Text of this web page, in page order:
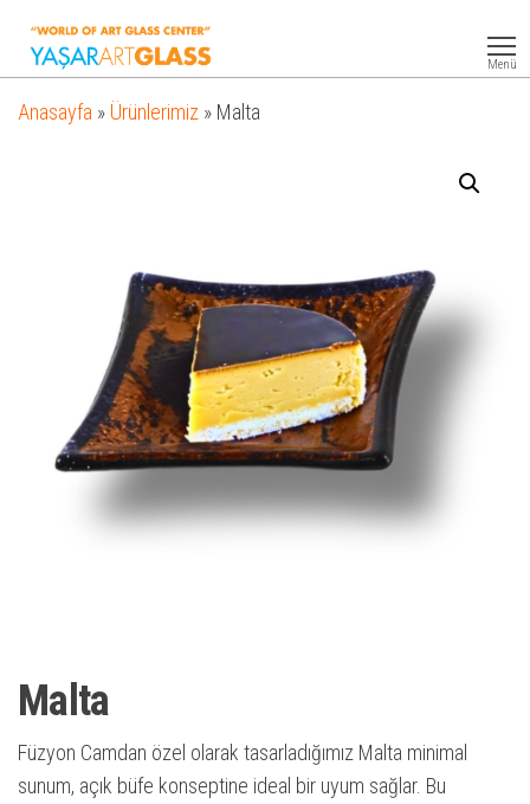
Glass
Menü
Anasayfa » Ürünlerimiz » Malta
Malta
Füzyon Camdan özel olarak tasarladığımız Malta minimal
sunum, açık büfe konseptine ideal bir uyum sağlar. Bu